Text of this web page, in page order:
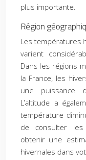
plus importante.
Région
Les températures
varient
Dans les régions
la France, les
une puissance
L’altitude a
température
de consulter
obtenir une
hivernales dans